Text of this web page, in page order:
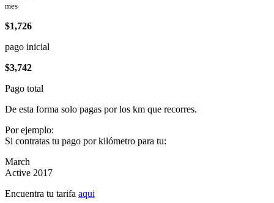
mes
$1,726
pago inicial
$3,742
Pago total
De esta forma solo pagas por los km que recorres.
Por ejemplo:
Si contratas tu pago por kilómetro para tu:
March
Active 2017
Encuentra tu tarifa aqui